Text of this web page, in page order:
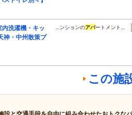
内洗濯機・キッ
神・中州散策プ
…ンションのアパートメント…
この施